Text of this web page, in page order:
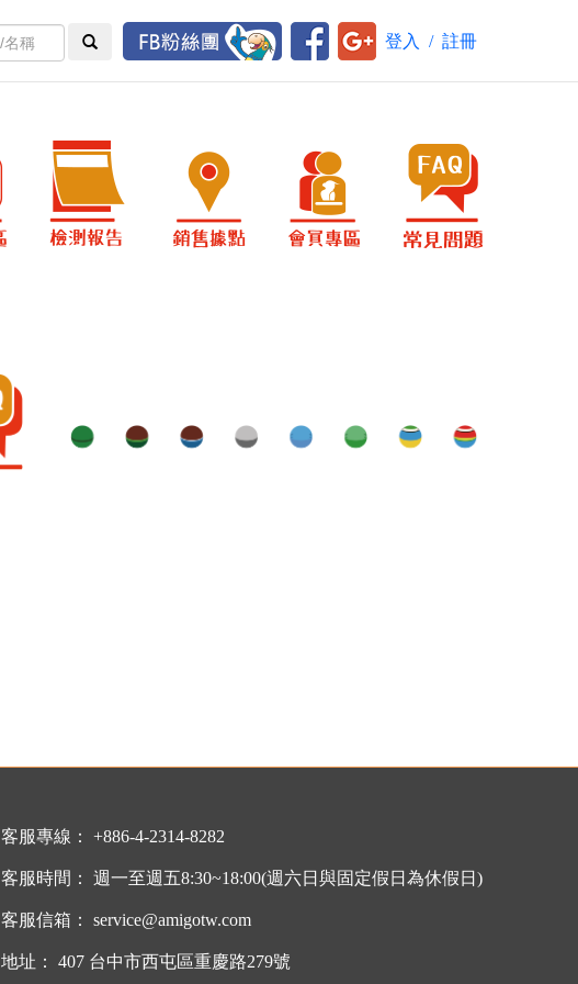
登入 / 註冊
客服專線： +886-4-2314-8282
客服時間： 週一至週五8:30~18:00(週六日與固定假日為休假日)
客服信箱： service@amigotw.com
地址： 407 台中市西屯區重慶路279號